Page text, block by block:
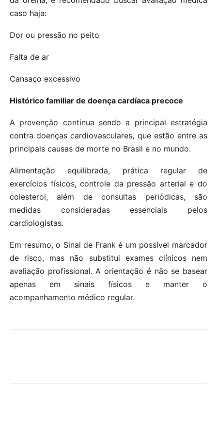
caso haja:
Dor ou pressão no peito
Falta de ar
Cansaço excessivo
Histórico familiar de doença cardíaca precoce
A prevenção continua sendo a principal estratégia
contra doenças cardiovasculares, que estão entre as
principais causas de morte no Brasil e no mundo.
Alimentação equilibrada, prática regular de
exercícios físicos, controle da pressão arterial e do
colesterol, além de consultas periódicas, são
medidas consideradas essenciais pelos
cardiologistas.
Em resumo, o Sinal de Frank é um possível marcador
de risco, mas não substitui exames clínicos nem
avaliação profissional. A orientação é não se basear
apenas em sinais físicos e manter o
acompanhamento médico regular.